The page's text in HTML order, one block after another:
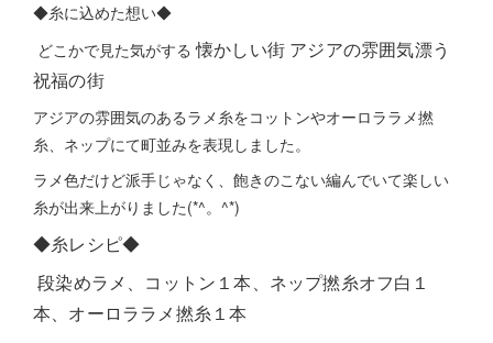
◆糸に込めた想い◆
どこかで見た気がする懐かしい街 アジアの雰囲気漂う
祝福の街
アジアの雰囲気のあるラメ糸をコットンやオーロララメ撚
糸、ネップにて町並みを表現しました。
ラメ色だけど派手じゃなく、飽きのこない編んでいて楽しい
糸が出来上がりました(*^。^*)
◆糸レシピ◆
段染めラメ、コットン１本、ネップ撚糸オフ白１
本、オーロララメ撚糸１本